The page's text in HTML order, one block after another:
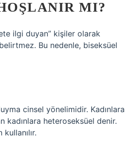
MI?
ilgi duyan” kişiler olarak
Bu nedenle, biseksüel
cinsel yönelimidir. Kadınlara
kadınlara heteroseksüel denir.